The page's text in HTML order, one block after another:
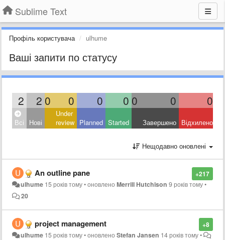
Sublime Text
Профіль користувача ulhume
Ваші запити по статусу
2 2 0 0 0 0 0 0 0
Всі Нові
Under
review Planned Started Завершено Відхилено
Нещодавно оновлені
+217
An outline pane
ulhume 15 років тому•оновленоMerrill Hutchison 9 років тому•
20
+8
project management
ulhume 15 років тому•оновленоStefan Jansen 14 років тому•